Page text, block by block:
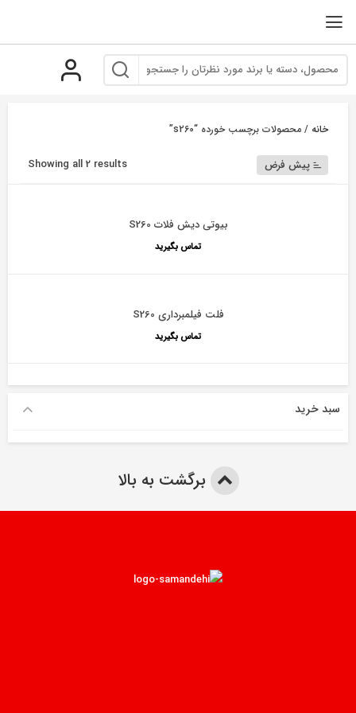
خانه / محصولات برچسب خورده “s260”
Showing all 2 results پیش فرض
بیوتی دیش فلات S260
تماس بگیرید
فلت فیلمبرداری S260
تماس بگیرید
سبد خرید
برگشت به بالا